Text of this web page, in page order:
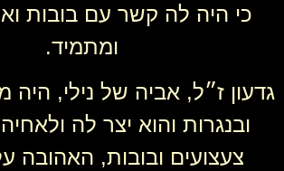
כי היה לה קשר עם בובות
ומתמיד.
גדעון ז״ל, אביה של נילי, היה
ובנגרות והוא יצר לה
צעצועים ובובות, האהובה